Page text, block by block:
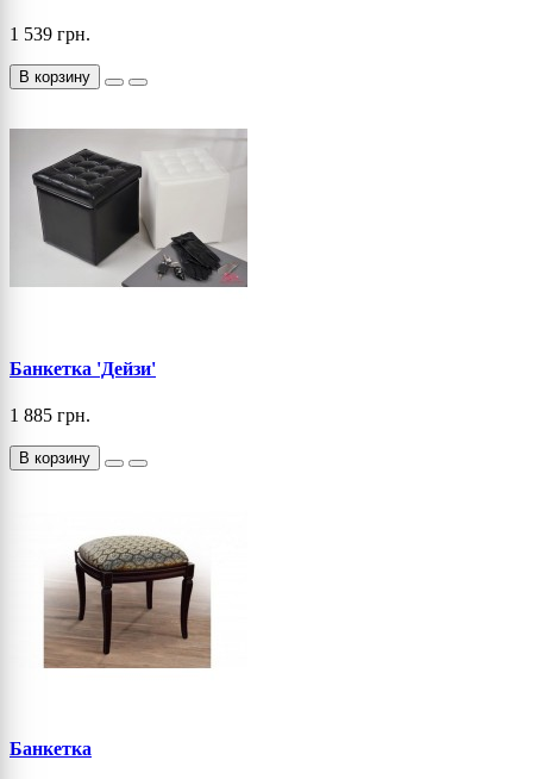
1 539 грн.
В корзину
Банкетка 'Дейзи'
1 885 грн.
В корзину
Банкетка